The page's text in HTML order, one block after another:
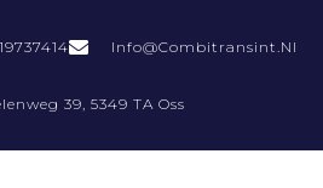
Info@combitransint.nl
39, 5349 TA Oss